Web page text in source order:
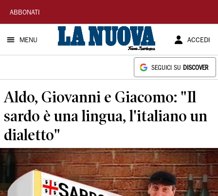
La
Nuova
Sardegna
ABBONATI
MENU ACCEDI
SEGUICI SU DISCOVER
Aldo, Giovanni e Giacomo: "Il
sardo è una lingua, l'italiano un
dialetto"